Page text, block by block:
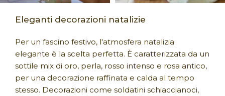
Eleganti decorazioni natalizie
Per un fascino festivo, l'atmosfera natalizia
elegante è la scelta perfetta. È caratterizzata da un
sottile mix di oro, perla, rosso intenso e rosa antico,
per una decorazione raffinata e calda al tempo
stesso. Decorazioni come soldatini schiaccianoci,